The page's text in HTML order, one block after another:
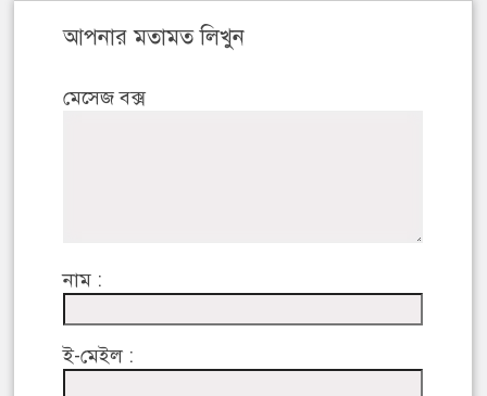
আপনার মতামত লিখুন
মেসেজ বক্স
নাম :
ই-মেইল :